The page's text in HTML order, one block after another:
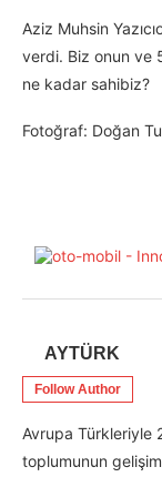
Aziz Muhsin
verdi. Biz onun ve
ne kadar sahibiz?
Fotoğraf: Doğan
AYTÜRK
Follow Author
Avrupa Türkleriyle
toplumunun